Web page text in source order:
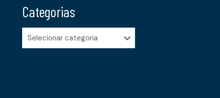
Categorias
Categorias